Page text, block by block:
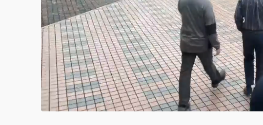
中颱白海豚風雨來了！中部以北防豪雨 今晚、明天影響
白海豚逼近！北市水門只出不進 未移置車輛最高罰4800
Unmute Loaded:
100.00%